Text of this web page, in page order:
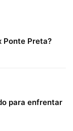
Ponte Preta?
para enfrentar